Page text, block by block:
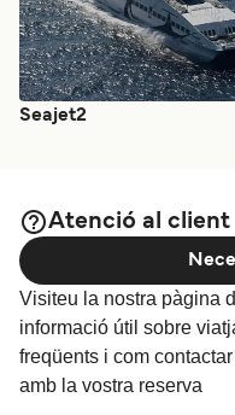
Seajet2
Atenció al client
Visiteu la nostra pàgina
informació útil sobre
freqüents i com
amb la vostra reserva